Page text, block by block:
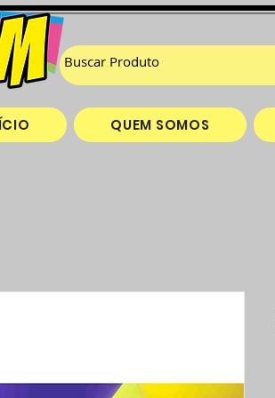
QUEM SOMOS